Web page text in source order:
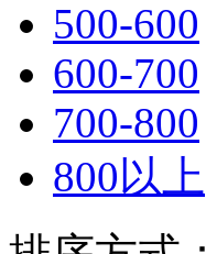
500-600
600-700
700-800
800以上